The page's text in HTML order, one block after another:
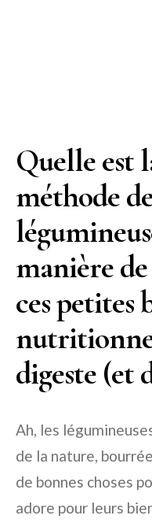
Quelle est
méthode
manière
ces petites
digeste (et
Ah, les
de la nature,
de bonnes choses
adore pour leurs